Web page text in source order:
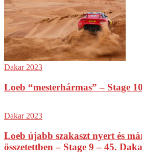
Dakar 2023
Loeb “mesterhármas” – Stage
Dakar 2023
Loeb újabb szakaszt nyert és
összetettben – Stage 9 – 45.